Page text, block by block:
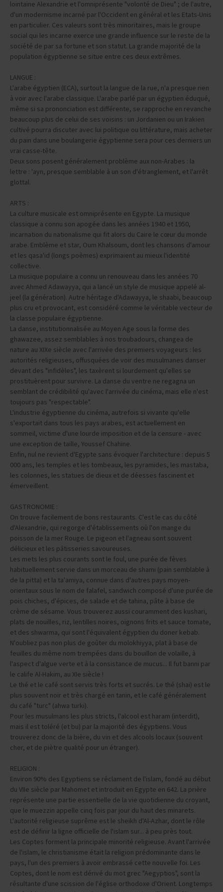
lointaine Alexandrie et l'omniprésente "volonté de Dieu" ; de l'autre,
d'un modernisme incarné par l'Occident en général et les Etats-Unis
en particulier. Ces valeurs sont très minoritaires, mais le groupe
social qui les incarne exerce une grande influence sur le reste de la
société de par sa fortune et son statut. La grande majorité de la
population égyptienne se situe entre ces deux extrêmes.
LANGUE :
L'arabe égyptien (ECA), surtout la langue de la rue, n'a presque rien
à voir avec l'arabe classique. L'arabe parlé par un égyptien éduqué,
même si sa prononciation est différente, se rapproche en revanche
beaucoup plus de celui de ses voisins : un Jordanien ou un Irakien
cultivé pourra discuter avec lui politique ou littérature, mais acheter
du pain dans une boulangerie égyptienne sera pour ces derniers un
vrai casse-tête.
Deux sons posent généralement problème aux non-Arabes : la
lettre : 'ayn, presque semblable à un son d'étranglement, et l'arrêt
glottal.
ARTS :
La culture musicale est omniprésente en Egypte. La musique
classique a connu son apogée dans les années 1940 et 1950,
incarnation du nationalisme qui fit alors du Caire le cœur du monde
arabe. Emblème et star, Oum Khalsoum, dont les chansons d'amour
et les qasa'id (longs poèmes) exprimaient au mieux l'identité
collective.
La musique populaire a connu un renouveau dans les années 70
avec Ahmed Adawayya, qui a lancé un style de musique appelé al-
jeel (la génération). Autre héritage d'Adawayya, le shaabi, beaucoup
plus cru et provocant, est considéré comme le véritable vecteur de
la classe populaire égyptienne.
La danse, institutionnalisée au Moyen Age sous la forme des
ghawazee, assez semblables à nos troubadours, changea de
nature au XIXe siècle avec l'arrivée des premiers voyageurs : les
autorités religieuses, offusquées de voir des musulmanes danser
devant des "infidèles", les taxèrent si lourdement qu'elles se
prostituèrent pour survivre. La danse du ventre ne regagna un
semblant de crédibilité qu'avec l'arrivée du cinéma, mais elle n'est
toujours pas "respectable".
L'industrie égyptienne du cinéma, autrefois si vivante qu'elle
s'exportait dans tous les pays arabes, est actuellement en
sommeil, victime d'une lourde imposition et de la censure - avec
une exception de taille, Youssef Chahine.
Enfin, nul ne revient d'Egypte sans évoquer l'architecture : depuis 5
000 ans, les temples et les tombeaux, les pyramides, les mastaba,
les colonnes, les statues de dieux et de déesses fascinent et
émerveillent.
GASTRONOMIE :
On trouve facilement de bons restaurants. C'est le cas du côté
d'Alexandrie, qui regorge d'établissements où l'on mange du
poisson de la mer Rouge. Le pigeon et l'agneau sont souvent
délicieux et les pâtisseries savoureuses.
Les mets les plus courants sont le foul, une purée de fèves
habituellement servie dans un morceau de shami (pain semblable à
de la pitta) et la ta'amiya, connue dans d'autres pays moyen-
orientaux sous le nom de falafel, sandwich composé d'une purée de
pois chiches, d'épices, de salade et de tahina, pâte à base de
crème de sésame. Vous trouverez aussi couramment des kushari,
plats de nouilles, riz, lentilles noires, oignons frits et sauce tomate,
et des shwarma, qui sont l'équivalent égyptien du doner kebab.
N'oubliez pas non plus de goûter du molokhiyya, plat à base de
feuilles du même nom trempées dans du bouillon de volaille, à
l'aspect d'algue verte et à la consistance de mucus... Il fut banni par
le calife Al-Hakim, au XIe siècle !
Le thé et le café sont servis très forts et sucrés. Le thé (shai) est le
plus souvent noir et très chargé en tanin, et le café généralement
du café "turc" (ahwa turki).
Pour les musulmans les plus stricts, l'alcool est haram (interdit),
mais il est toléré (et bu) par la majorité des égyptiens. Vous
trouverez donc de la bière, du vin et des alcools locaux (souvent
cher, et de piètre qualité pour un étranger).
RELIGION :
Environ 90% des Egyptiens se réclament de l'islam, fondé au début
du VIIe siècle par Mahomet et introduit en Egypte en 642. La prière
représente une partie essentielle de la vie quotidienne du croyant,
que le muezzin appelle cinq fois par jour du haut des minarets.
L'autorité religieuse suprême est le sheikh d'Al-Azhar, dont le rôle
est de définir la ligne officielle de l'islam sur... à peu près tout.
Les Coptes forment la principale minorité religieuse. Avant l'arrivée
de l'islam, le christianisme était la religion prédominante dans le
pays, l'un des premiers à avoir embrassé cette nouvelle foi. Les
Coptes, dont le nom est dérivé du mot grec "Aegyptios", sont la
résultante d'une scission de l'église orthodoxe d'Orient. Longtemps